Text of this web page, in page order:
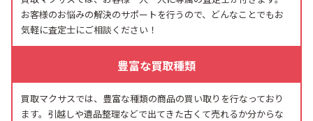
お客様のお悩みの解決のサポートを行うので、どんなことでもお
気軽に査定士にご相談ください！
豊富な買取種類
買取マクサスでは、豊富な種類の商品の買い取りを行なっており
ます。引越しや遺品整理などで出てきた古くて売れるか分からな